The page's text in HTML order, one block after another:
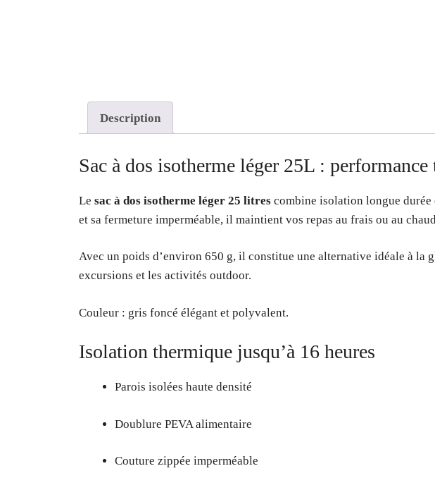
Description
Sac à dos isotherme léger 25L :
Le sac à dos isotherme léger 25 litres combine isolation longue durée
et sa fermeture imperméable, il maintient vos repas au frais ou au
Avec un poids d’environ 650 g, il constitue une alternative idéale à
excursions et les activités outdoor.
Couleur : gris foncé élégant et polyvalent.
Isolation thermique jusqu’à 16 heures
Parois isolées haute densité
Doublure PEVA alimentaire
Couture zippée imperméable